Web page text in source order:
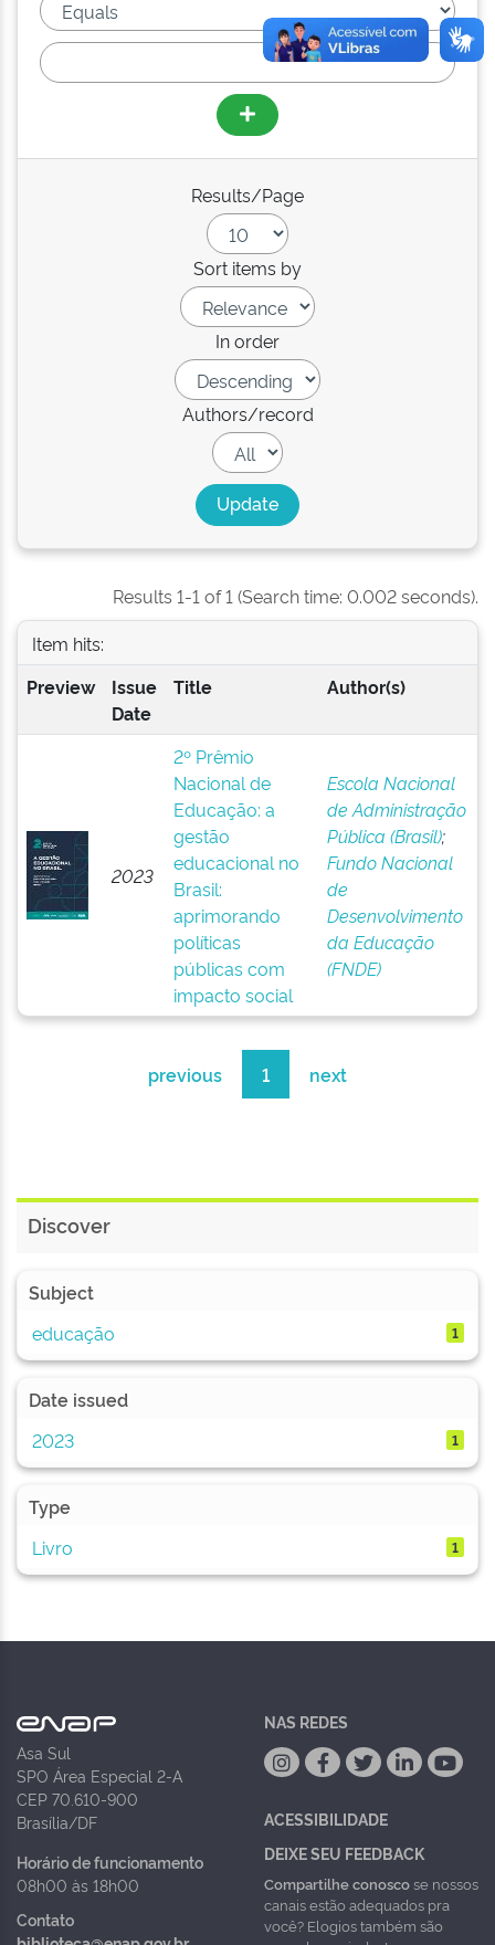
Results/Page
Sort items by
In order
Authors/record
Results 1-1 of 1 (Search time: 0.002 seconds).
Item hits:
Preview
Issue
Date
Title Author(s)
2023
2º Prêmio
Nacional de
Educação: a
gestão
educacional no
Brasil:
aprimorando
políticas
públicas com
impacto social
Escola Nacional
de Administração
Pública (Brasil);
Fundo Nacional
de
Desenvolvimento
da Educação
(FNDE)
previous 1 next
Discover
Subject
educação
1
Date issued
2023
1
Type
Livro
1
Asa Sul
SPO Área Especial 2-A
CEP 70.610-900
Brasília/DF
Horário de funcionamento
08h00 às 18h00
Contato
NAS REDES
ACESSIBILIDADE
DEIXE SEU FEEDBACK
Compartilhe conoscose nossos
canais estão adequados pra
você? Elogios também são